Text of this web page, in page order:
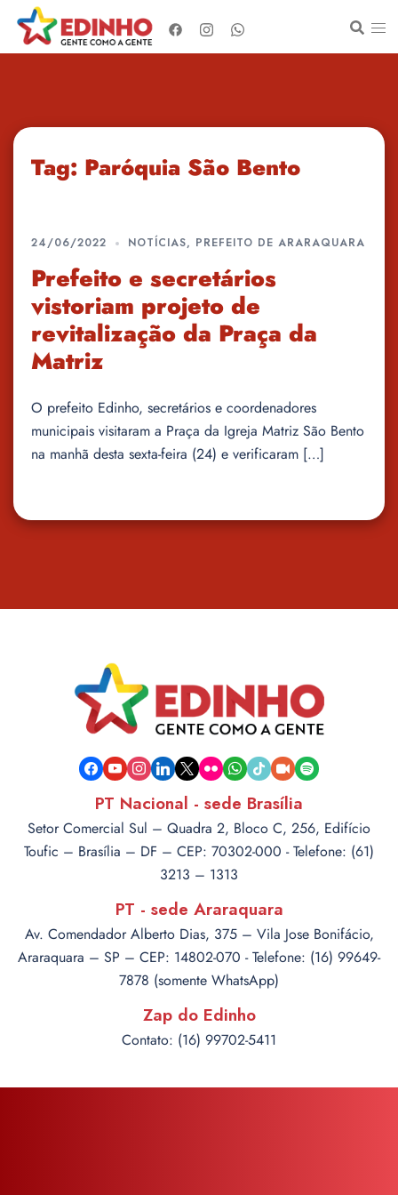
para
o
Tag: Paróquia São Bento
24/06/2022 NOTÍCIAS, PREFEITO DE ARARAQUARA
Prefeito e secretários
vistoriam projeto de
revitalização da Praça da
Matriz
O prefeito Edinho, secretários e coordenadores
municipais visitaram a Praça da Igreja Matriz São Bento
na manhã desta sexta-feira (24) e verificaram […]
facebook
youtubeinstagram
linkedin
x flickrwhatsapp
tiktokvideo-spotify
PT Nacional - sede Brasília
Setor Comercial Sul – Quadra 2, Bloco C, 256, Edifício
Toufic – Brasília – DF – CEP: 70302-000 - Telefone: (61)
3213 – 1313
PT - sede Araraquara
Av. Comendador Alberto Dias, 375 – Vila Jose Bonifácio,
Araraquara – SP – CEP: 14802-070 - Telefone: (16) 99649-
7878 (somente WhatsApp)
Zap do Edinho
Contato: (16) 99702-5411